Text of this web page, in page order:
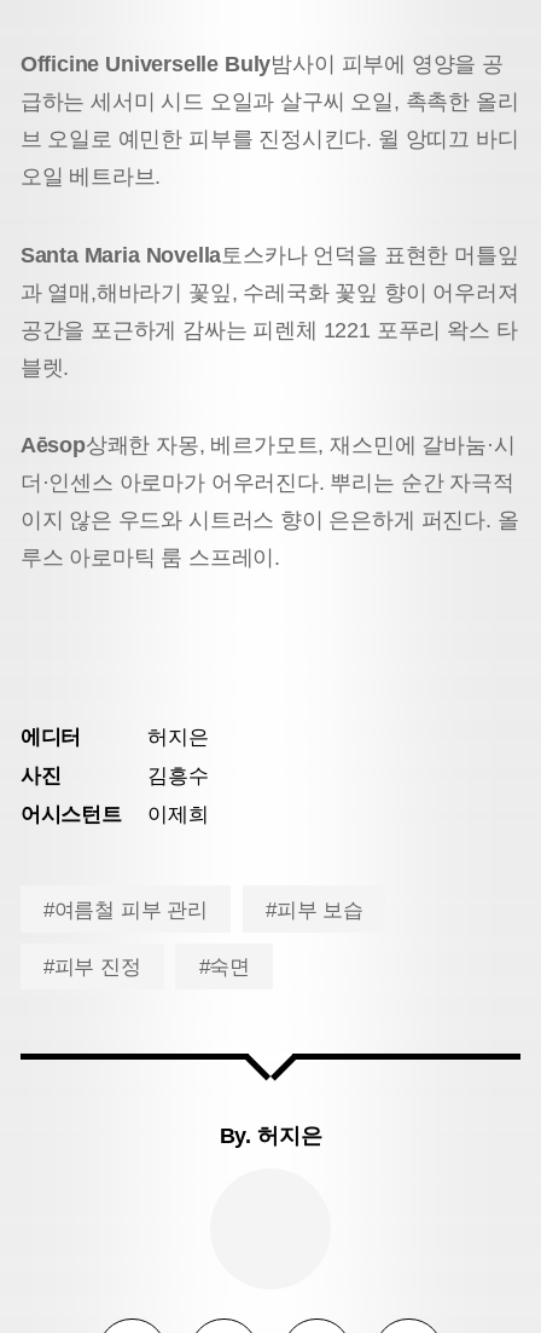
Officine Universelle Buly밤사이 피부에 영양을 공
급하는 세서미 시드 오일과 살구씨 오일, 촉촉한 올리
브 오일로 예민한 피부를 진정시킨다. 윌 앙띠끄 바디
오일 베트라브.
Santa Maria Novella토스카나 언덕을 표현한 머틀잎
과 열매,해바라기 꽃잎, 수레국화 꽃잎 향이 어우러져
공간을 포근하게 감싸는 피렌체 1221 포푸리 왁스 타
블렛.
Aēsop상쾌한 자몽, 베르가모트, 재스민에 갈바눔·시
더·인센스 아로마가 어우러진다. 뿌리는 순간 자극적
이지 않은 우드와 시트러스 향이 은은하게 퍼진다. 올
루스 아로마틱 룸 스프레이.
에디터
허지은
사진
김흥수
어시스턴트
이제희
#여름철 피부 관리 #피부 보습
#피부 진정 #숙면
By. 허지은